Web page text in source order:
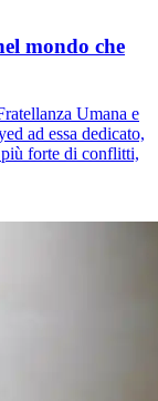
mondo che
Umana e
ad essa dedicato,
più forte di conflitti,